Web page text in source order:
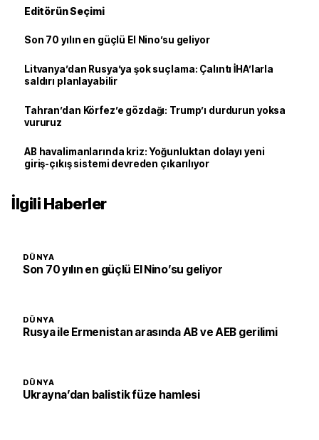
Editörün Seçimi
Son 70 yılın en güçlü El Nino’su geliyor
Litvanya’dan Rusya’ya şok suçlama: Çalıntı İHA’larla
saldırı planlayabilir
Tahran’dan Körfez’e gözdağı: Trump’ı durdurun yoksa
vururuz
AB havalimanlarında kriz: Yoğunluktan dolayı yeni
giriş-çıkış sistemi devreden çıkarılıyor
İlgili Haberler
DÜNYA
Son 70 yılın en güçlü El Nino’su geliyor
DÜNYA
Rusya ile Ermenistan arasında AB ve AEB gerilimi
DÜNYA
Ukrayna’dan balistik füze hamlesi